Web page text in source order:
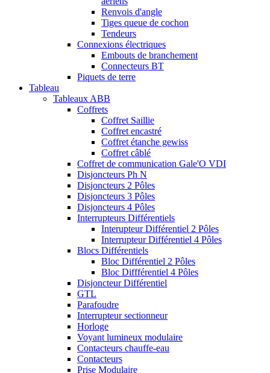
Renvois d'angle
Tiges queue de cochon
Tendeurs
Connexions électriques
Embouts de branchement
Connecteurs BT
Piquets de terre
Tableau
Tableaux ABB
Coffrets
Coffret Saillie
Coffret encastré
Coffret étanche gewiss
Coffret câblé
Coffret de communication Gale'O VDI
Disjoncteurs Ph N
Disjoncteurs 2 Pôles
Disjoncteurs 3 Pôles
Disjoncteurs 4 Pôles
Interrupteurs Différentiels
Interupteur Différentiel 2 Pôles
Interrupteur Différentiel 4 Pôles
Blocs Différentiels
Bloc Différentiel 2 Pôles
Bloc Diffférentiel 4 Pôles
Disjoncteur Différentiel
GTL
Parafoudre
Interrupteur sectionneur
Horloge
Voyant lumineux modulaire
Contacteurs chauffe-eau
Contacteurs
Prise Modulaire